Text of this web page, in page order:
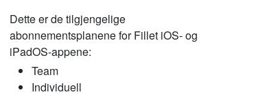
Dette er de tilgjengelige
abonnementsplanene for Fillet iOS- og
iPadOS-appene:
Team
Individuell